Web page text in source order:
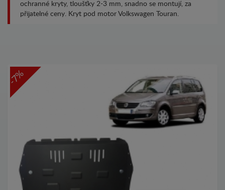
ochranné kryty, tloušťky 2-3 mm, snadno se montují, za
přijatelné ceny. Kryt pod motor Volkswagen Touran.
-7%